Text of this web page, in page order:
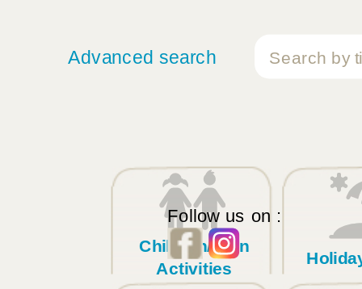
Advanced search
Follow us on :
Children/Teen
Activities